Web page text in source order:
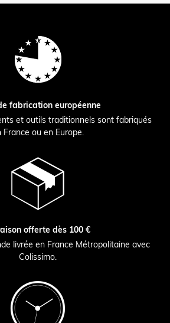
fabrication européenne
et outils traditionnels sont fabriqués
France ou en Europe.
offerte dès 100 €
livrée en France Métropolitaine avec
Colissimo.